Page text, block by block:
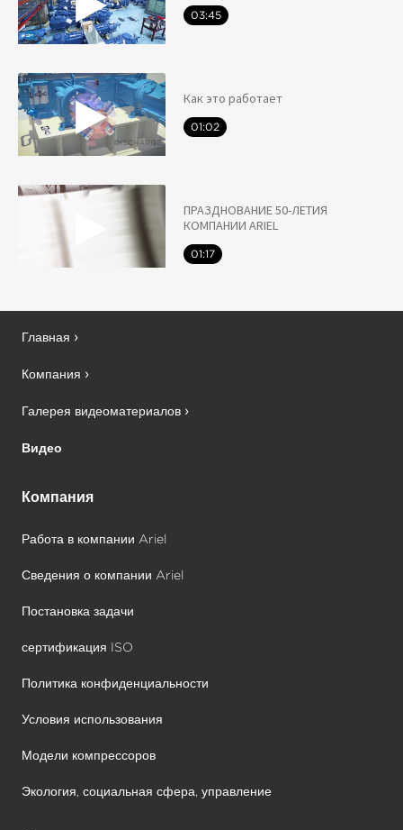
03:45
Как это работает
01:02
ПРАЗДНОВАНИЕ 50-ЛЕТИЯ
КОМПАНИИ ARIEL
01:17
Главная
Компания
Галерея видеоматериалов
Видео
Компания
Работа в компании Ariel
Сведения о компании Ariel
Постановка задачи
сертификация ISO
Политика конфиденциальности
Условия использования
Модели компрессоров
Экология, социальная сфера, управление